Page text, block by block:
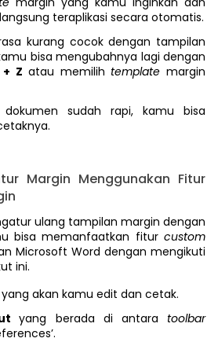
teraplikasi secara otomatis.
kurang cocok dengan tampilan
bisa mengubahnya lagi dengan
Z atau memilih templatemargin
sudah rapi, kamu bisa
Margin Menggunakan Fitur
ulang tampilan margin dengan
bisa memanfaatkan fitur custom
Microsoft Word dengan mengikuti
ini.
akan kamu edit dan cetak.
yang berada di antara toolbar